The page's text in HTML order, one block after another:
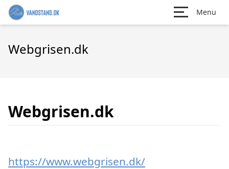
Menu
Webgrisen.dk
Webgrisen.dk
https://www.webgrisen.dk/